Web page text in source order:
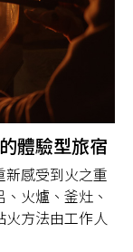
體驗型旅宿
感受到火之重
火爐、釜灶、
方法由工作人